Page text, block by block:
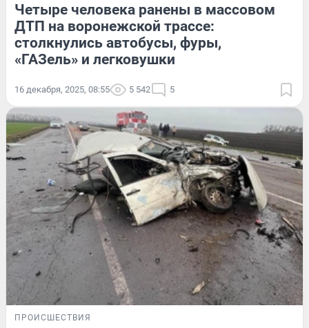
Четыре человека ранены в массовом
ДТП на воронежской трассе:
столкнулись автобусы, фуры,
«ГАЗель» и легковушки
16 декабря, 2025, 08:55 5 542 5
ПРОИСШЕСТВИЯ